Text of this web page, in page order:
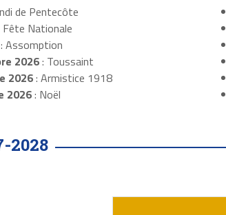
de Pentecôte
Nationale
Assomption
2026: Toussaint
2026: Armistice 1918
2026: Noël
2028